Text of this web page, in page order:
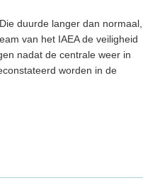
duurde langer dan normaal,
van het IAEA de veiligheid
nadat de centrale weer in
worden in de